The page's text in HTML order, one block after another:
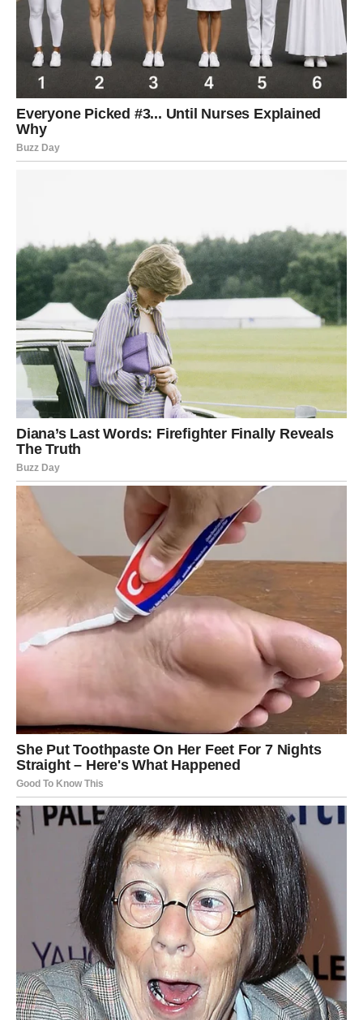
Njena rođendanska proslava pokazala je da se najljepši
trenuci često kriju u jednostavnim stvarima –
zajedničkom smijehu, lijepim riječima i prisustvu dragih
ljudi. Uprkos velikom interesovanju javnosti, događaj je
protekao u atmosferi poštovanja i porodične bliskosti.
Na kraju večeri ostao je utisak da je najveći uspjeh ove
porodice upravo činjenica da su, bez obzira na sve
životne promjene, uspjeli sačuvati
povezanost, ljubav i poštovanje
je nadjačala sve glasine i senzacionalističke naslove.
Umjesto skandala, javnost je dobila priču o porodici
koja je još jednom pokazala da su zajedništvo i
podrška vrijednosti koje nikada ne izlaze iz mode.
PREUZMITE BESPLATNO!
⋆ KNJIGA SA RECEPTIMA ⋆
Upiši svoj email i preuzmi BESPLATNU
knjigu s receptima! Uživaj u jednostavnim
i ukusnim jelima koja će osvojiti tvoje
najdraže.
Jednim klikom preuzmi knjigu s najboljim
receptima!